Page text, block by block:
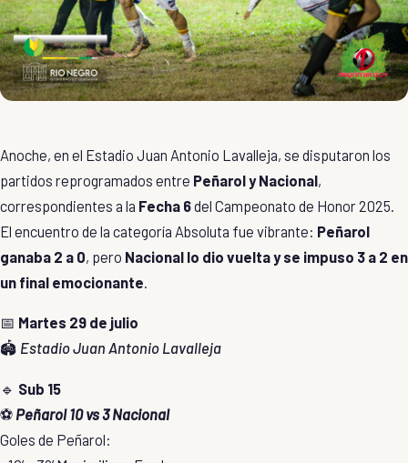
Anoche, en el Estadio Juan Antonio Lavalleja, se disputaron los
partidos reprogramados entre Peñarol y Nacional,
correspondientes a la Fecha 6del Campeonato de Honor 2025.
El encuentro de la categoría Absoluta fue vibrante: Peñarol
ganaba 2 a 0, pero Nacional lo dio vuelta y se impuso 3 a 2 en
un final emocionante
📅 Martes 29 de julio
🏟️ Estadio Juan Antonio Lavalleja
🔹 Sub 15
⚽ Peñarol 10 vs 3 Nacional
Goles de Peñarol: